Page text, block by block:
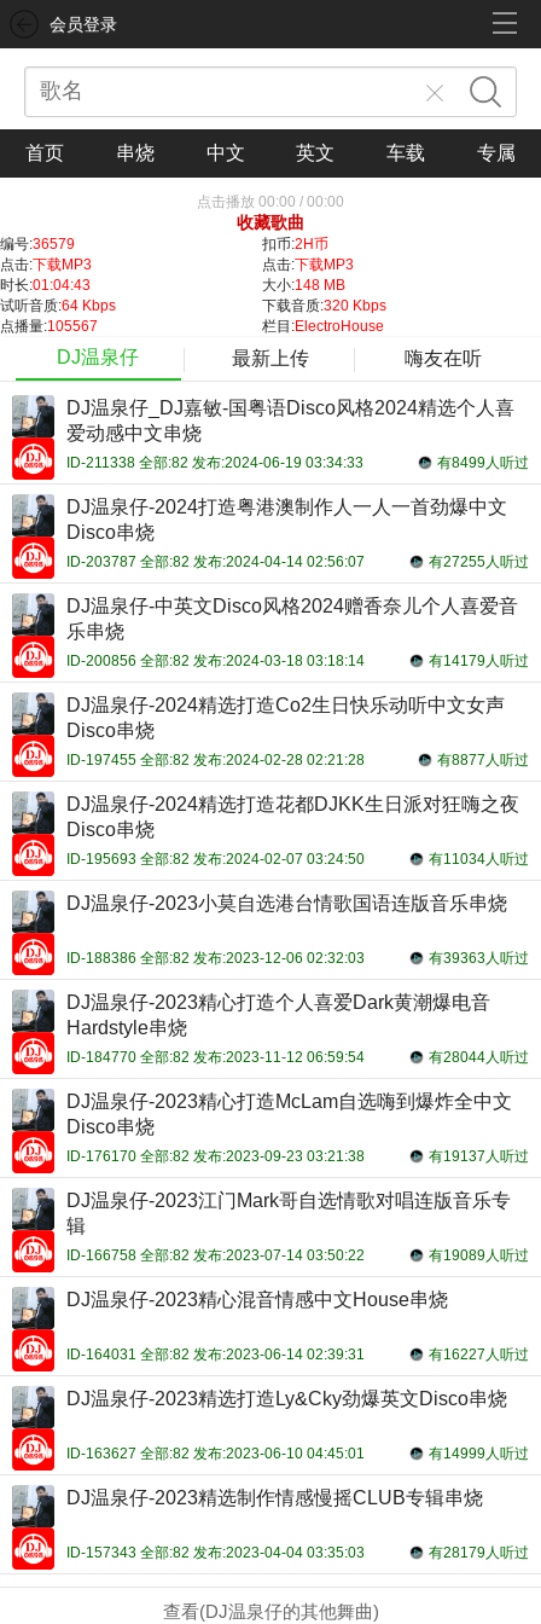
会员登录
首页 串烧 中文 英文 车载 专属
点击播放 00:00 / 00:00
收藏歌曲
编号:36579 扣币:2H币
点击:下载MP3 点击:下载MP3
时长:01:04:43 大小:148 MB
试听音质:64 Kbps 下载音质:320 Kbps
点播量:105567 栏目:ElectroHouse
DJ温泉仔 最新上传 嗨友在听
DJ温泉仔_DJ嘉敏-国粤语Disco风格2024精选个人喜
爱动感中文串烧
有8499人听过
ID-211338 全部:82 发布:2024-06-19 03:34:33
DJ温泉仔-2024打造粤港澳制作人一人一首劲爆中文
Disco串烧
有27255人听过
ID-203787 全部:82 发布:2024-04-14 02:56:07
DJ温泉仔-中英文Disco风格2024赠香奈儿个人喜爱音
乐串烧
有14179人听过
ID-200856 全部:82 发布:2024-03-18 03:18:14
DJ温泉仔-2024精选打造Co2生日快乐动听中文女声
Disco串烧
有8877人听过
ID-197455 全部:82 发布:2024-02-28 02:21:28
DJ温泉仔-2024精选打造花都DJKK生日派对狂嗨之夜
Disco串烧
有11034人听过
ID-195693 全部:82 发布:2024-02-07 03:24:50
DJ温泉仔-2023小莫自选港台情歌国语连版音乐串烧
有39363人听过
ID-188386 全部:82 发布:2023-12-06 02:32:03
DJ温泉仔-2023精心打造个人喜爱Dark黄潮爆电音
Hardstyle串烧
有28044人听过
ID-184770 全部:82 发布:2023-11-12 06:59:54
DJ温泉仔-2023精心打造McLam自选嗨到爆炸全中文
Disco串烧
有19137人听过
ID-176170 全部:82 发布:2023-09-23 03:21:38
DJ温泉仔-2023江门Mark哥自选情歌对唱连版音乐专
辑
有19089人听过
ID-166758 全部:82 发布:2023-07-14 03:50:22
DJ温泉仔-2023精心混音情感中文House串烧
有16227人听过
ID-164031 全部:82 发布:2023-06-14 02:39:31
DJ温泉仔-2023精选打造Ly&Cky劲爆英文Disco串烧
有14999人听过
ID-163627 全部:82 发布:2023-06-10 04:45:01
DJ温泉仔-2023精选制作情感慢摇CLUB专辑串烧
有28179人听过
ID-157343 全部:82 发布:2023-04-04 03:35:03
查看(DJ温泉仔的其他舞曲)